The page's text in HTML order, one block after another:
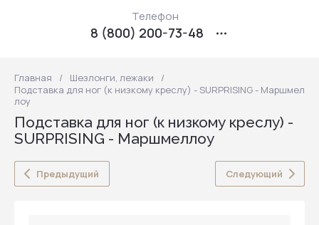
Телефон
8 (800) 200-73-48
Главная / Шезлонги, лежаки
/
Подставка для ног (к низкому креслу) - SURPRISING - Маршмел
лоу
Подставка для ног (к низкому креслу) -
SURPRISING - Маршмеллоу
Предыдущий Следующий